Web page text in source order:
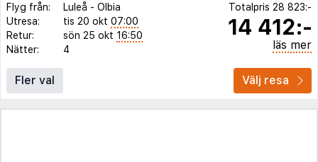
Flyg från:
Luleå - Olbia
Utresa:
tis 20 okt 07:00
Retur:
sön 25 okt 16:50
Nätter:
4
Totalpris 28 823:-
14 412:-
läs mer
Fler val Välj resa